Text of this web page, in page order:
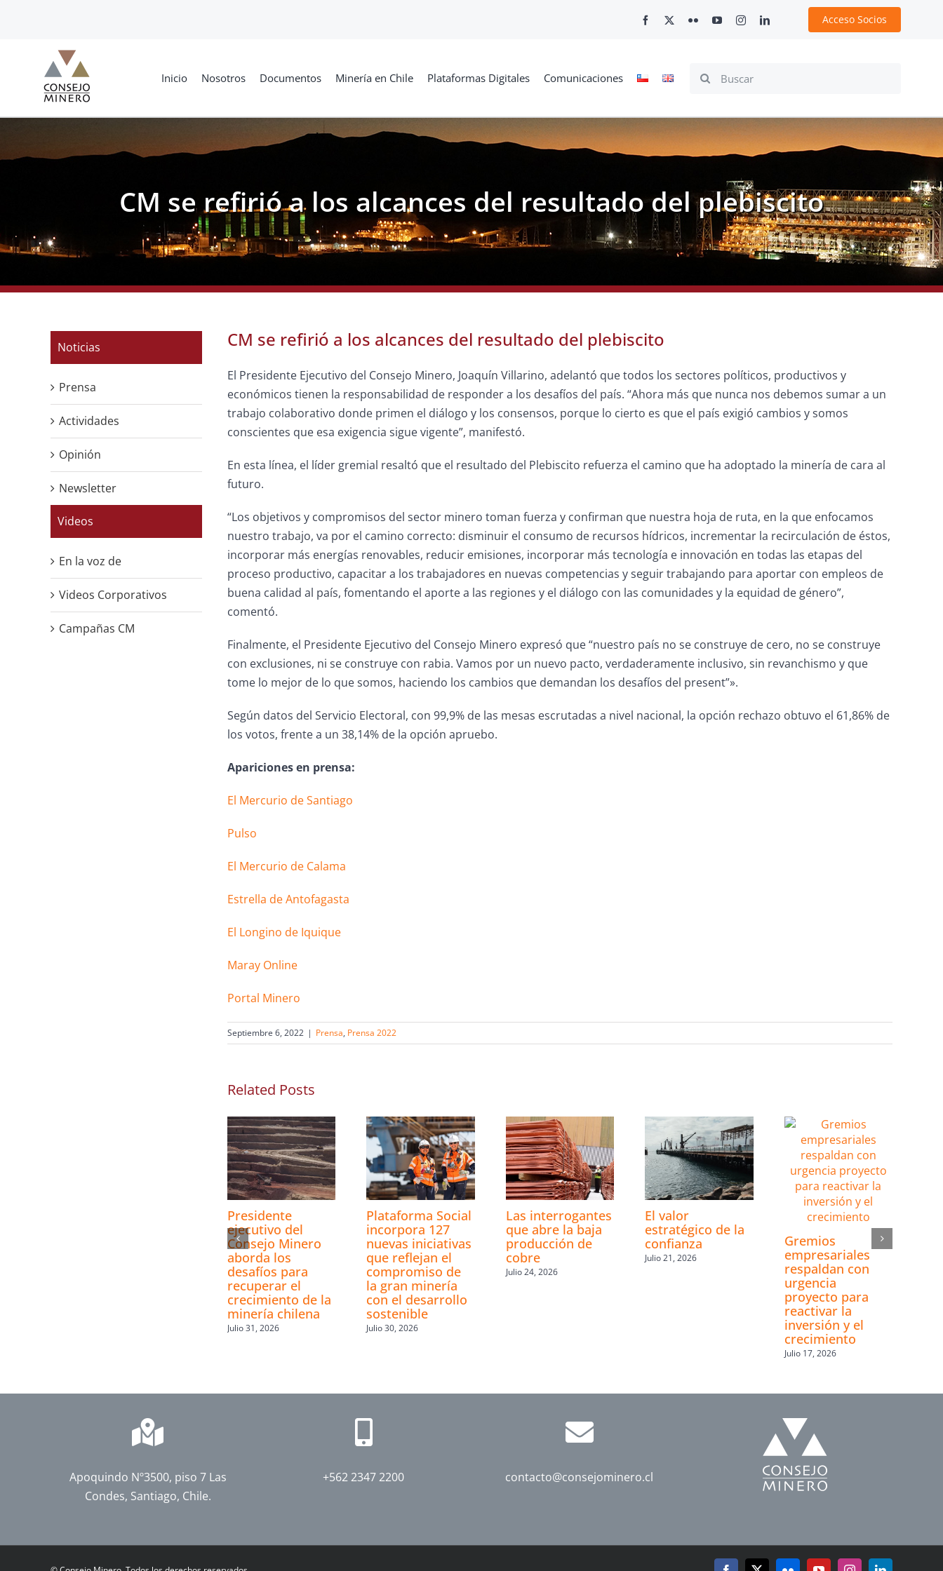
Acceso Socios
Inicio Nosotros Documentos Minería en Chile Plataformas Digitales Comunicaciones
Search
CM se refirió a los alcances del resultado del plebiscito
CM se refirió a los alcances del resultado del plebiscito
El Presidente Ejecutivo del Consejo Minero, Joaquín Villarino, adelantó que todos los sectores políticos, productivos y
económicos tienen la responsabilidad de responder a los desafíos del país. “Ahora más que nunca nos debemos sumar a un
trabajo colaborativo donde primen el diálogo y los consensos, porque lo cierto es que el país exigió cambios y somos
conscientes que esa exigencia sigue vigente”, manifestó.
En esta línea, el líder gremial resaltó que el resultado del Plebiscito refuerza el camino que ha adoptado la minería de cara al
futuro.
“Los objetivos y compromisos del sector minero toman fuerza y confirman que nuestra hoja de ruta, en la que enfocamos
nuestro trabajo, va por el camino correcto: disminuir el consumo de recursos hídricos, incrementar la recirculación de éstos,
incorporar más energías renovables, reducir emisiones, incorporar más tecnología e innovación en todas las etapas del
proceso productivo, capacitar a los trabajadores en nuevas competencias y seguir trabajando para aportar con empleos de
buena calidad al país, fomentando el aporte a las regiones y el diálogo con las comunidades y la equidad de género”,
comentó.
Finalmente, el Presidente Ejecutivo del Consejo Minero expresó que “nuestro país no se construye de cero, no se construye
con exclusiones, ni se construye con rabia. Vamos por un nuevo pacto, verdaderamente inclusivo, sin revanchismo y que
tome lo mejor de lo que somos, haciendo los cambios que demandan los desafíos del present”».
Según datos del Servicio Electoral, con 99,9% de las mesas escrutadas a nivel nacional, la opción rechazo obtuvo el 61,86% de
los votos, frente a un 38,14% de la opción apruebo.
Apariciones en prensa:
El Mercurio de Santiago
Pulso
El Mercurio de Calama
Estrella de Antofagasta
El Longino de Iquique
Maray Online
Portal Minero
Septiembre 6, 2022 | Prensa, Prensa 2022
Related Posts
Presidente
ejecutivo del
Consejo Minero
aborda los
desafíos para
recuperar el
crecimiento de la
minería chilena
Julio 31, 2026
Plataforma Social
incorpora 127
nuevas iniciativas
que reflejan el
compromiso de
la gran minería
con el desarrollo
sostenible
Julio 30, 2026
Las interrogantes
que abre la baja
producción de
cobre
Julio 24, 2026
El valor
estratégico de la
confianza
Julio 21, 2026
Gremios
empresariales
respaldan con
urgencia
proyecto para
reactivar la
inversión y el
crecimiento
Julio 17, 2026
Noticias
Prensa
Actividades
Opinión
Newsletter
Videos
En la voz de
Videos Corporativos
Campañas CM
Apoquindo Nº3500, piso 7 Las
Condes, Santiago, Chile.
+562 2347 2200 contacto@consejominero.cl